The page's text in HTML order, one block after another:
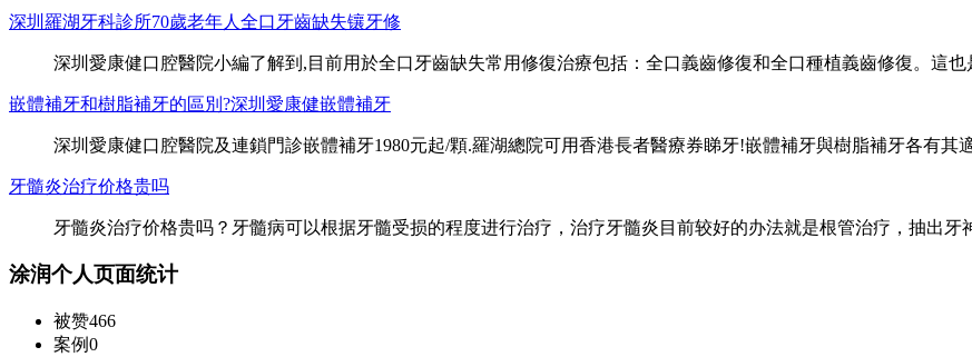
深圳羅湖牙科診所70歲老年人全口牙齒缺失镶牙修
深圳愛康健口腔醫院小編了解到,目前用於全口牙齒缺失常用修復治療包括：全口義齒修復和全口種植義齒修復。這
嵌體補牙和樹脂補牙的區別?深圳愛康健嵌體補牙
深圳愛康健口腔醫院及連鎖門診嵌體補牙1980元起/顆.羅湖總院可用香港長者醫療券睇牙!嵌體補牙與樹脂補牙各有
牙髓炎治疗价格贵吗
牙髓炎治疗价格贵吗？牙髓病可以根据牙髓受损的程度进行治疗，治疗牙髓炎目前较好的办法就是根管治疗，抽出
涂润个人页面统计
被赞466
案例0